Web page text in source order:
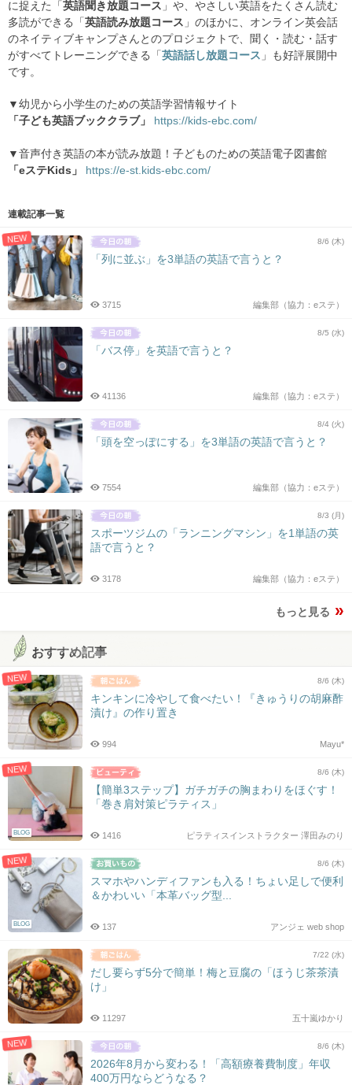
に捉えた「 英語聞き放題コース 」や、やさしい英語をたくさん読む
多読ができる「 英語読み放題コース 」のほかに、オンライン英会話
のネイティブキャンプさんとのプロジェクトで、聞く・読む・話す
がすべてトレーニングできる「 英語話し放題コース 」も好評展開中
です。
▼幼児から小学生のための英語学習情報サイト
「子ども英語ブッククラブ」
https://kids-ebc.com/
▼音声付き英語の本が読み放題！子どものための英語電子図書館
「eステKids」 https://e-st.kids-ebc.com/
連載記事一覧
NEW 8/6 (木)
「列に並ぶ」を3単語の英語で言うと？
編集部（協力：eステ）
3715
8/5 (水)
「バス停」を英語で言うと？
編集部（協力：eステ）
41136
8/4 (火)
「頭を空っぽにする」を3単語の英語で言うと？
編集部（協力：eステ）
7554
8/3 (月)
スポーツジムの「ランニングマシン」を1単語の英
語で言うと？
編集部（協力：eステ）
3178
もっと見る
おすすめ記事
NEW 8/6 (木)
キンキンに冷やして食べたい！『きゅうりの胡麻酢
漬け』の作り置き
Mayu*
994
NEW
BLOG
8/6 (木)
【簡単3ステップ】ガチガチの胸まわりをほぐす！
「巻き肩対策ピラティス」
ピラティスインストラクター 澤田みのり
1416
NEW
BLOG
8/6 (木)
スマホやハンディファンも入る！ちょい足しで便利
＆かわいい「本革バッグ型...
アンジェ web shop
137
7/22 (水)
だし要らず5分で簡単！梅と豆腐の「ほうじ茶茶漬
け」
五十嵐ゆかり
11297
NEW 8/6 (木)
2026年8月から変わる！「高額療養費制度」年収
400万円ならどうなる？